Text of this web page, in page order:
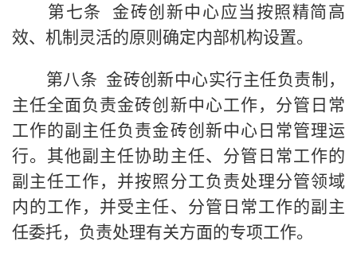
第七条 金砖创新中心应当按照精简高
效、机制灵活的原则确定内部机构设置。
第八条 金砖创新中心实行主任负责制，
主任全面负责金砖创新中心工作，分管日常
工作的副主任负责金砖创新中心日常管理运
行。其他副主任协助主任、分管日常工作的
副主任工作，并按照分工负责处理分管领域
内的工作，并受主任、分管日常工作的副主
任委托，负责处理有关方面的专项工作。